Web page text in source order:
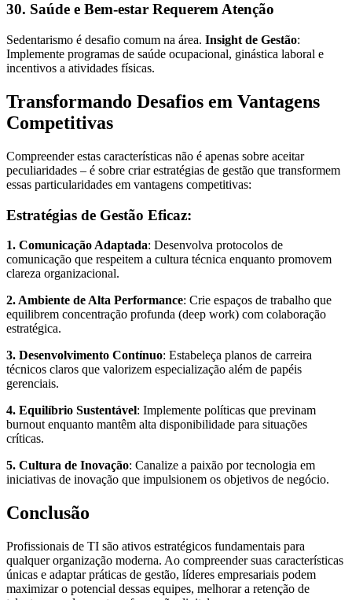
30. Saúde e Bem-estar Requerem Atenção
Sedentarismo é desafio comum na área. Insight de Gestão:
Implemente programas de saúde ocupacional, ginástica laboral e
incentivos a atividades físicas.
Transformando Desafios em Vantagens
Competitivas
Compreender estas características não é apenas sobre aceitar
peculiaridades – é sobre criar estratégias de gestão que transformem
essas particularidades em vantagens competitivas:
Estratégias de Gestão Eficaz:
1. Comunicação Adaptada: Desenvolva protocolos de
comunicação que respeitem a cultura técnica enquanto promovem
clareza organizacional.
2. Ambiente de Alta Performance: Crie espaços de trabalho que
equilibrem concentração profunda (deep work) com colaboração
estratégica.
3. Desenvolvimento Contínuo: Estabeleça planos de carreira
técnicos claros que valorizem especialização além de papéis
gerenciais.
4. Equilíbrio Sustentável: Implemente políticas que previnam
burnout enquanto mantêm alta disponibilidade para situações
críticas.
5. Cultura de Inovação: Canalize a paixão por tecnologia em
iniciativas de inovação que impulsionem os objetivos de negócio.
Conclusão
Profissionais de TI são ativos estratégicos fundamentais para
qualquer organização moderna. Ao compreender suas características
únicas e adaptar práticas de gestão, líderes empresariais podem
maximizar o potencial dessas equipes, melhorar a retenção de